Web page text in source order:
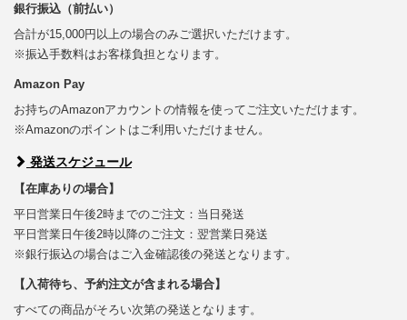
銀行振込（前払い）
合計が15,000円以上の場合のみご選択いただけます。
※振込手数料はお客様負担となります。
Amazon Pay
お持ちのAmazonアカウントの情報を使ってご注文いただけます。
※Amazonのポイントはご利用いただけません。
発送スケジュール
【在庫ありの場合】
平日営業日午後2時までのご注文：当日発送
平日営業日午後2時以降のご注文：翌営業日発送
※銀行振込の場合はご入金確認後の発送となります。
【入荷待ち、予約注文が含まれる場合】
すべての商品がそろい次第の発送となります。